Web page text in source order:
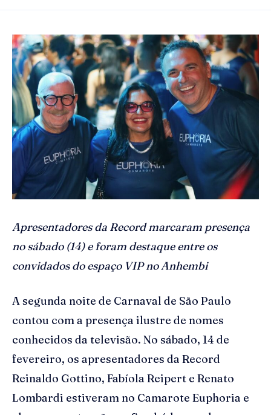
Apresentadores da Record marcaram presença
no sábado (14) e foram destaque entre os
convidados do espaço VIP no Anhembi
A segunda noite de Carnaval de São Paulo
contou com a presença ilustre de nomes
conhecidos da televisão. No sábado, 14 de
fevereiro, os apresentadores da Record
Reinaldo Gottino, Fabíola Reipert e Renato
Lombardi estiveram no Camarote Euphoria e